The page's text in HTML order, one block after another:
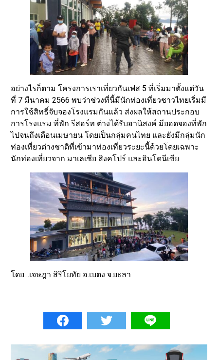
อย่างไรก็ตาม โครงการเราเที่ยวกันเฟส 5 ที่เริ่มมาตั้งแต่วัน
ที่ 7 มีนาคม 2566 พบว่าช่วงที่นี้มีนักท่องเที่ยวชาวไทยเริ่มมี
การใช้สิทธิ์จับจองโรงแรมกันแล้ว ส่งผลให้สถานประกอบ
การโรงแรม ที่พัก รีสอร์ท ต่างได้รับอานิสงค์ มียอดจองที่พัก
ไปจนถึงเดือนเมษายน โดยเป็นกลุ่มคนไทย และยังมีกลุ่มนัก
ท่องเที่ยวต่างชาติที่เข้ามาท่องเที่ยวระยะนี้ด้วยโดยเฉพาะ
นักท่องเที่ยวจาก มาเลเซีย สิงคโปร์ และอินโดนีเซีย
โดย…เจษฎา สิริโยทัย อ.เบตง จ.ยะลา